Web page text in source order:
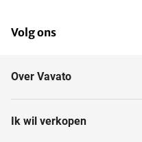
Volg ons
Over Vavato
Ik wil verkopen